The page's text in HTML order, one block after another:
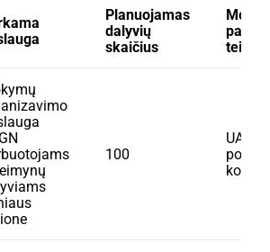
Planuojamas
dalyvių
skaičius
100
UAB